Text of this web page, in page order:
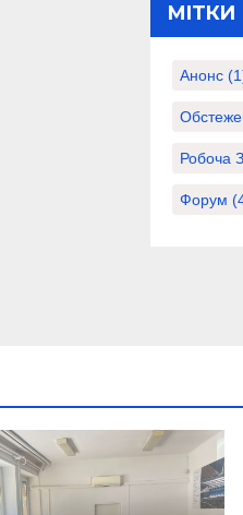
МІТКИ
Анонс
Робоча
Форум